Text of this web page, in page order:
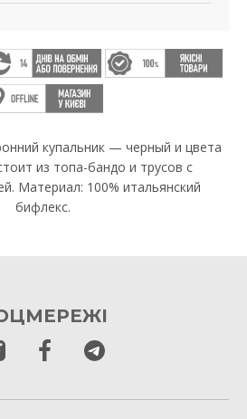
купальник — черный и цвета
из топа-бандо и трусов с
Материал: 100% итальянский
бифлекс.